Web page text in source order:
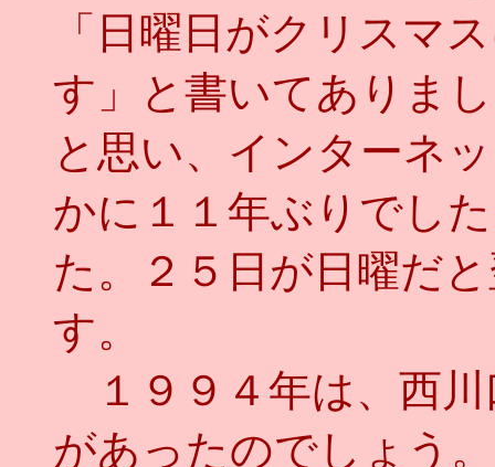
「日曜日がクリスマ
す」と書いてありま
と思い、インターネ
かに１１年ぶりでし
た。２５日が日曜だ
す。
１９９４年は、西川
があったのでしょう